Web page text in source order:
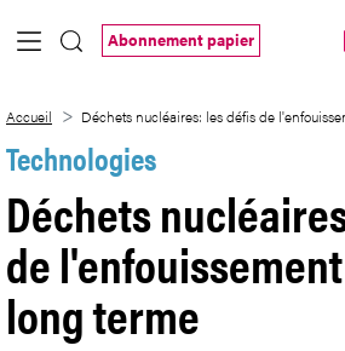
Saut au contenu principal
Abonnement papier
Accueil Déchets nucléaires: les défis de
Technologies
Déchets
de
long terme